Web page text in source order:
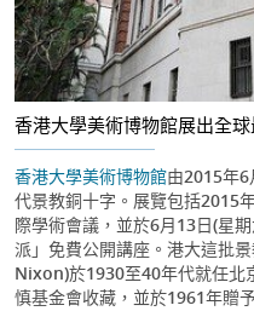
香港大學美術博物館展出全
香港大學美術博物館由2015年
代景教銅十字。展覽包括2015
際學術會議，並於6月13日(星
派」免費公開講座。港大這批
Nixon)於1930至40年代就任北
慎基金會收藏，並於1961年贈